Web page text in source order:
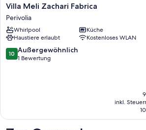
Villa
Meli
Zachari
Fabrica
Perivolia
Villa Meli Zachari Fabrica
Perivolia
Whirlpool
Küche
Haustiere erlaubt
Kostenloses WLAN
10.0
von
10 Außergewöhnlich
1 Bewertung
inkl.